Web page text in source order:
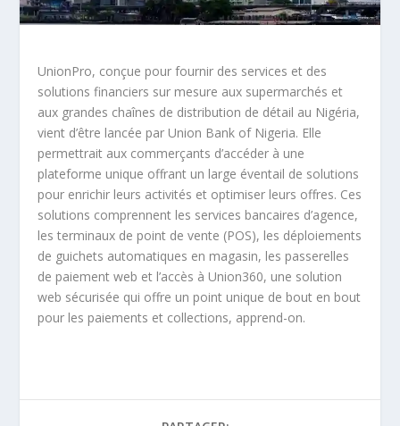
UnionPro, conçue pour fournir des services et des
solutions financiers sur mesure aux supermarchés et
aux grandes chaînes de distribution de détail au Nigéria,
vient d’être lancée par Union Bank of Nigeria. Elle
permettrait aux commerçants d’accéder à une
plateforme unique offrant un large éventail de solutions
pour enrichir leurs activités et optimiser leurs offres. Ces
solutions comprennent les services bancaires d’agence,
les terminaux de point de vente (POS), les déploiements
de guichets automatiques en magasin, les passerelles
de paiement web et l’accès à Union360, une solution
web sécurisée qui offre un point unique de bout en bout
pour les paiements et collections, apprend-on.